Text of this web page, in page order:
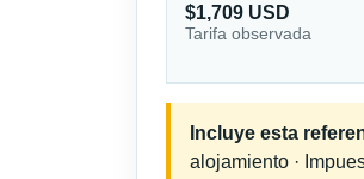
$1,709 USD
Tarifa observada
Incluye esta
alojamiento ·